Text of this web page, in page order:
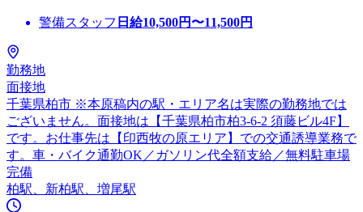
警備スタッフ 日給10,500円〜11,500円
勤務地
面接地
千葉県柏市 ※本原稿内の駅・エリア名は実際の勤務地では
ございません。面接地は【千葉県柏市柏3-6-2 須藤ビル4F】
です。お仕事先は【印西牧の原エリア】での交通誘導業務で
す。車・バイク通勤OK／ガソリン代全額支給／無料駐車場
完備
柏駅、新柏駅、増尾駅